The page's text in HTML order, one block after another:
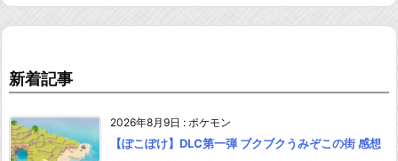
新着記事
2026年8月9日 : ポケモン
【ぽこぽけ】DLC第一弾 ブクブクうみぞこの街 感想